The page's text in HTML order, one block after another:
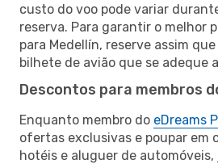
custo do voo pode variar
reserva. Para garantir o melhor
para Medellín, reserve assim
bilhete de avião que se adeque
Descontos para membros
Enquanto membro do eDreams
ofertas exclusivas e poupar em
hotéis e aluguer de